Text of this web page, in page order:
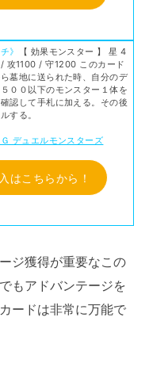
》
【 効果モンスター 】 星 4
攻1100 / 守1200 このカード
墓地に送られた時、自分のデ
００以下のモンスター１体を
認して手札に加える。その後
する。
デュエルモンスターズ
はこちらから！
ジ獲得が重要なこの
もアドバンテージを
ードは非常に万能で